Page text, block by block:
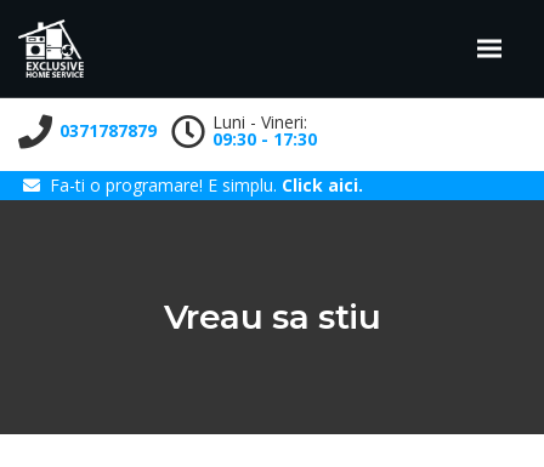
0371787879 Luni - Vineri:
09:30 - 17:30
Fa-ti o programare! E simplu. Click aici.
Vreau sa stiu